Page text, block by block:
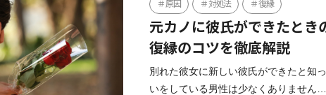
原因 対処法 復縁
元カノに彼氏ができたとき
復縁のコツを徹底解説
別れた彼女に新しい彼氏ができたと知
いをしている男性は少なくありません…